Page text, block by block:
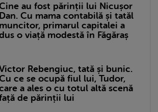
au fost părinții lui Nicușor
Dan. Cu mama contabilă și tatăl
muncitor, primarul capitalei a
o viață modestă în Făgăraș
Rebengiuc, tată și bunic.
ce se ocupă fiul lui, Tudor,
a ales o cu totul altă scenă
de părinții lui